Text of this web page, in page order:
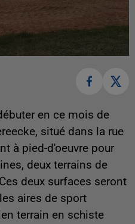
en ce mois de
situé dans la rue
à pied-d'oeuvre pour
deux terrains de
deux surfaces seront
aires de sport
terrain en schiste